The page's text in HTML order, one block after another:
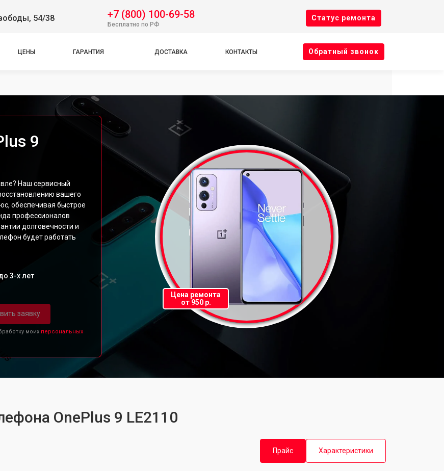
54/38 +7 (800) 100-69-58
Бесплатно по РФ
Cтатус ремонта
ЦЕНЫ ГАРАНТИЯ ДОСТАВКА КОНТАКТЫ Oбратный звонок
9
Наш сервисный
вашего
обеспечивая быстрое
профессионалов
долговечности и
будет работать
3-х лет
заявку
моих персональных
Цена ремонта
от 950 р.
OnePlus 9 LE2110
Прайс
Характеристики